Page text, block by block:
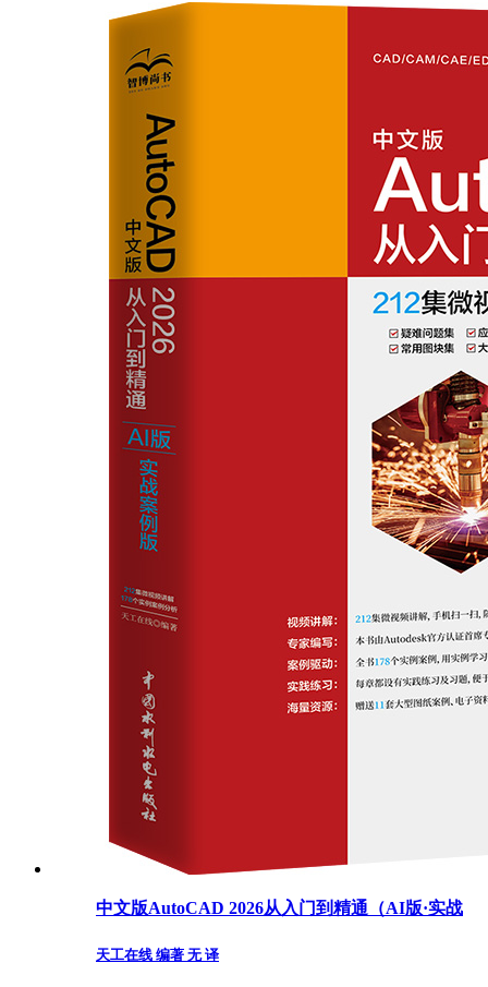
中文版AutoCAD 2026从入门到精通（AI版·实战
天工在线 编著 无 译